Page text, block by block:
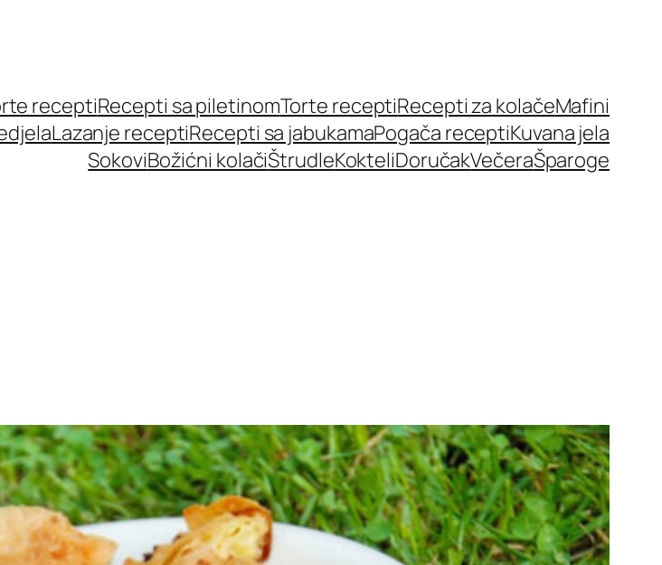
receptiRecepti sa piletinomTorte receptiRecepti za kolačeMafini
Lazanje receptiRecepti sa jabukamaPogača receptiKuvana jela
SokoviBožićni kolačiŠtrudleKokteliDoručakVečeraŠparoge